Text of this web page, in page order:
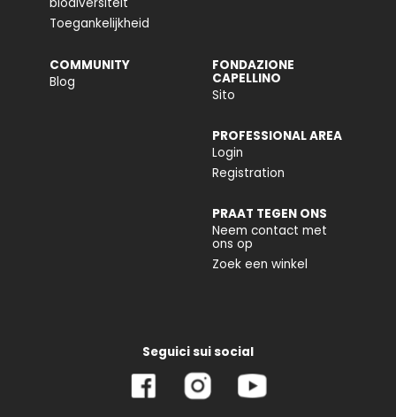
Toegankelijkheid
COMMUNITY
Blog
FONDAZIONE
CAPELLINO
Sito
PROFESSIONAL AREA
Login
Registration
PRAAT TEGEN ONS
Neem contact met
ons op
Zoek een winkel
Seguici sui social